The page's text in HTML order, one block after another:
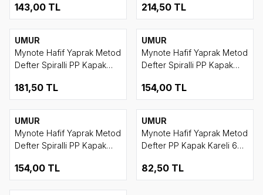
143,00 TL 214,50 TL
UMUR
Mynote Hafif Yaprak Metod
Defter Spiralli PP Kapak
181,50 TL
UMUR
Mynote Hafif Yaprak Metod
Defter Spiralli PP Kapak
154,00 TL
UMUR
Mynote Hafif Yaprak Metod
Defter Spiralli PP Kapak
154,00 TL
UMUR
Mynote Hafif Yaprak Metod
Defter PP Kapak Kareli 60
82,50 TL